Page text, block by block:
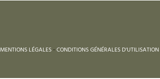
MENTIONS LÉGALES-CONDITIONS GÉNÉRALES D'UTILISATION